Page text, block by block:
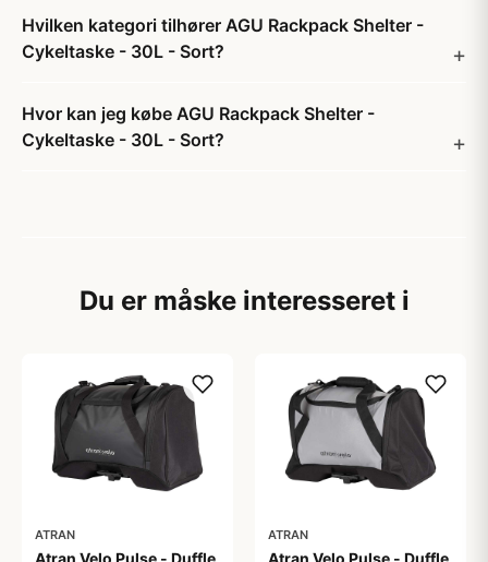
Hvilken kategori tilhører AGU Rackpack Shelter -
Cykeltaske - 30L - Sort?
Hvor kan jeg købe AGU Rackpack Shelter -
Cykeltaske - 30L - Sort?
Du er måske interesseret i
ATRAN
Atran Velo Pulse - Duffle
ATRAN
Atran Velo Pulse - Duffle